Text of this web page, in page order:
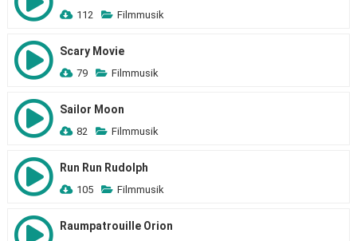
112 Filmmusik
Scary Movie
79 Filmmusik
Sailor Moon
82 Filmmusik
Run Run Rudolph
105 Filmmusik
Raumpatrouille Orion